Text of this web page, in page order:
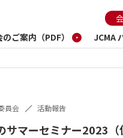
ご案内（PDF） JCMA
員会 活動報告
サマーセミナー2023（